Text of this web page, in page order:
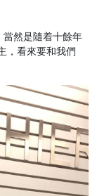
然是隨着十餘年
，看來要和我們